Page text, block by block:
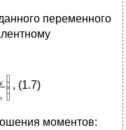
переменного
, (1.7)
моментов: